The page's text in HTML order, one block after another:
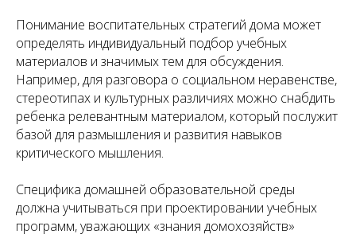
Понимание воспитательных стратегий дома может
определять индивидуальный подбор учебных
материалов и значимых тем для обсуждения.
Например, для разговора о социальном неравенстве,
стереотипах и культурных различиях можно снабдить
ребенка релевантным материалом, который послужит
базой для размышления и развития навыков
критического мышления.
Специфика домашней образовательной среды
должна учитываться при проектировании учебных
программ, уважающих «знания домохозяйств»